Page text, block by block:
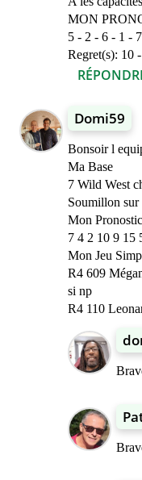
MON
5 - 2 - 6 - 1 -
Regret(s): 10 -
Domi59
Bonsoir l
Ma Base
7 Wild West
Soumillon sur
Mon Pronostic
7 4 2 10 9 15
Mon Jeu
R4 609
si np
R4 110